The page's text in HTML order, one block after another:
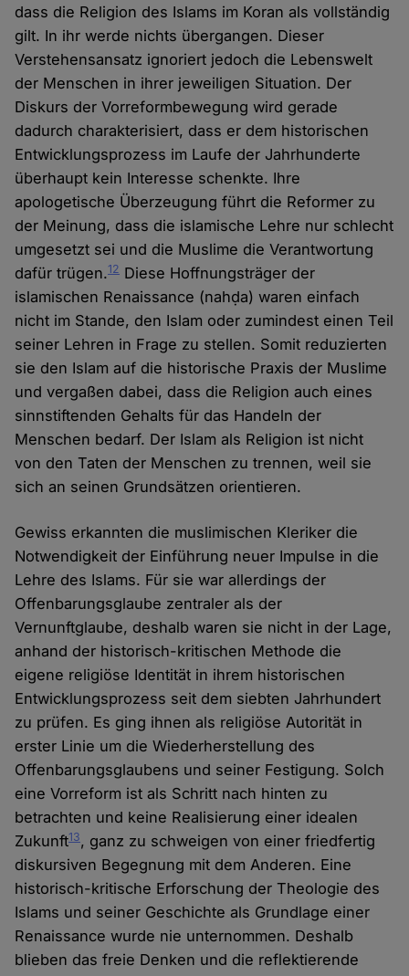
dass die Religion des Islams im Koran als vollständig
gilt. In ihr werde nichts übergangen. Dieser
Verstehensansatz ignoriert jedoch die Lebenswelt
der Menschen in ihrer jeweiligen Situation. Der
Diskurs der Vorreformbewegung wird gerade
dadurch charakterisiert, dass er dem historischen
Entwicklungsprozess im Laufe der Jahrhunderte
überhaupt kein Interesse schenkte. Ihre
apologetische Überzeugung führt die Reformer zu
der Meinung, dass die islamische Lehre nur schlecht
umgesetzt sei und die Muslime die Verantwortung
dafür trügen.12 Diese Hoffnungsträger der
islamischen Renaissance (nahḍa) waren einfach
nicht im Stande, den Islam oder zumindest einen Teil
seiner Lehren in Frage zu stellen. Somit reduzierten
sie den Islam auf die historische Praxis der Muslime
und vergaßen dabei, dass die Religion auch eines
sinnstiftenden Gehalts für das Handeln der
Menschen bedarf. Der Islam als Religion ist nicht
von den Taten der Menschen zu trennen, weil sie
sich an seinen Grundsätzen orientieren.
Gewiss erkannten die muslimischen Kleriker die
Notwendigkeit der Einführung neuer Impulse in die
Lehre des Islams. Für sie war allerdings der
Offenbarungsglaube zentraler als der
Vernunftglaube, deshalb waren sie nicht in der Lage,
anhand der historisch-kritischen Methode die
eigene religiöse Identität in ihrem historischen
Entwicklungsprozess seit dem siebten Jahrhundert
zu prüfen. Es ging ihnen als religiöse Autorität in
erster Linie um die Wiederherstellung des
Offenbarungsglaubens und seiner Festigung. Solch
eine Vorreform ist als Schritt nach hinten zu
betrachten und keine Realisierung einer idealen
Zukunft13, ganz zu schweigen von einer friedfertig
diskursiven Begegnung mit dem Anderen. Eine
historisch-kritische Erforschung der Theologie des
Islams und seiner Geschichte als Grundlage einer
Renaissance wurde nie unternommen. Deshalb
blieben das freie Denken und die reflektierende